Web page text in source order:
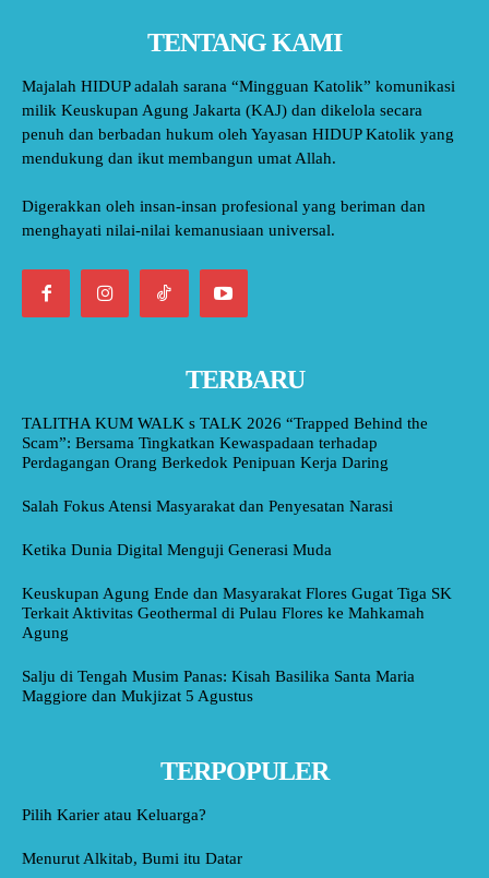
TENTANG KAMI
Majalah HIDUP adalah sarana “Mingguan Katolik” komunikasi
milik Keuskupan Agung Jakarta (KAJ) dan dikelola secara
penuh dan berbadan hukum oleh Yayasan HIDUP Katolik yang
mendukung dan ikut membangun umat Allah.
Digerakkan oleh insan-insan profesional yang beriman dan
menghayati nilai-nilai kemanusiaan universal.
TERBARU
TALITHA KUM WALK s TALK 2026 “Trapped Behind the
Scam”: Bersama Tingkatkan Kewaspadaan terhadap
Perdagangan Orang Berkedok Penipuan Kerja Daring
Salah Fokus Atensi Masyarakat dan Penyesatan Narasi
Ketika Dunia Digital Menguji Generasi Muda
Keuskupan Agung Ende dan Masyarakat Flores Gugat Tiga SK
Terkait Aktivitas Geothermal di Pulau Flores ke Mahkamah
Agung
Salju di Tengah Musim Panas: Kisah Basilika Santa Maria
Maggiore dan Mukjizat 5 Agustus
TERPOPULER
Pilih Karier atau Keluarga?
Menurut Alkitab, Bumi itu Datar